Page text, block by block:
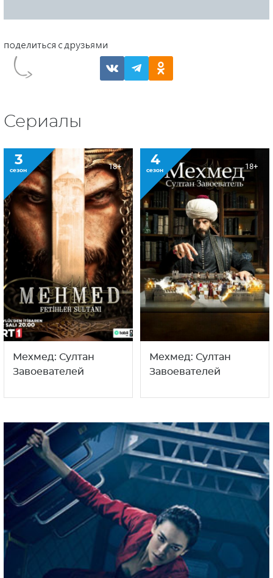
Сериалы
3
сезон 18+
Мехмед: Султан
Завоевателей
4
сезон 18+
Мехмед: Султан
Завоевателей